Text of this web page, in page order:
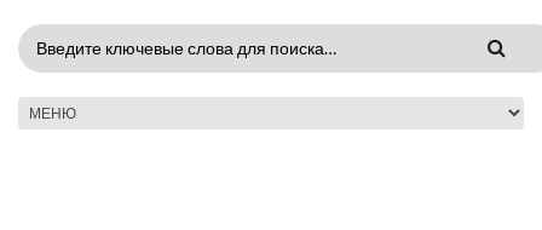
ФОРМА
ПОИСКА